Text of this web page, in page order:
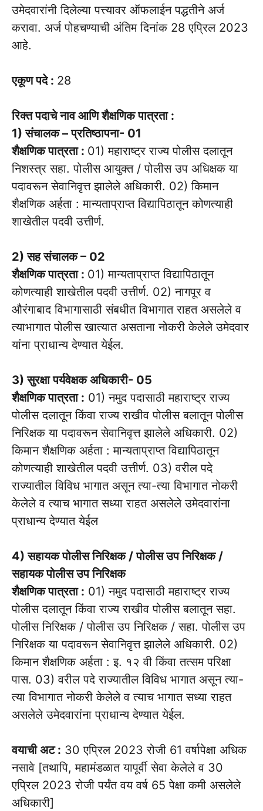
उमेदवारांनी दिलेल्या पत्त्यावर ऑफलाईन पद्धतीने अर्ज
करावा. अर्ज पोहचण्याची अंतिम दिनांक 28 एप्रिल 2023
आहे.
एकूण पदे : 28
रिक्त पदाचे नाव आणि शैक्षणिक पात्रता :
1) संचालक – प्रतिष्ठापना- 01
शैक्षणिक पात्रता : 01) महाराष्ट्र राज्य पोलीस दलातून
निशस्त्र सहा. पोलीस आयुक्त / पोलीस उप अधिक्षक या
पदावरून सेवानिवृत्त झालेले अधिकारी. 02) किमान
शैक्षणिक अर्हता : मान्यताप्राप्त विद्यापिठातून कोणत्याही
शाखेतील पदवी उत्तीर्ण.
2) सह संचालक – 02
शैक्षणिक पात्रता : 01) मान्यताप्राप्त विद्यापिठातून
कोणत्याही शाखेतील पदवी उत्तीर्ण. 02) नागपूर व
औरंगाबाद विभागासाठी संबधीत विभागात राहत असलेले व
त्याभागात पोलीस खात्यात असताना नोकरी केलेले उमेदवार
यांना प्राधान्य देण्यात येईल.
3) सुरक्षा पर्यवेक्षक अधिकारी- 05
शैक्षणिक पात्रता : 01) नमुद पदासाठी महाराष्ट्र राज्य
पोलीस दलातून किंवा राज्य राखीव पोलीस बलातून पोलीस
निरिक्षक या पदावरून सेवानिवृत्त झालेले अधिकारी. 02)
किमान शैक्षणिक अर्हता : मान्यताप्राप्त विद्यापिठातून
कोणत्याही शाखेतील पदवी उत्तीर्ण. 03) वरील पदे
राज्यातील विविध भागात असून त्या-त्या विभागात नोकरी
केलेले व त्याच भागात सध्या राहत असलेले उमेदवारांना
प्राधान्य देण्यात येईल
4) सहायक पोलीस निरिक्षक / पोलीस उप निरिक्षक /
सहायक पोलीस उप निरिक्षक
शैक्षणिक पात्रता : 01) नमुद पदासाठी महाराष्ट्र राज्य
पोलीस दलातून किंवा राज्य राखीव पोलीस बलातून सहा.
पोलीस निरिक्षक / पोलीस उप निरिक्षक / सहा. पोलीस उप
निरिक्षक या पदावरून सेवानिवृत्त झालेले अधिकारी. 02)
किमान शैक्षणिक अर्हता : इ. १२ वी किंवा तत्सम परिक्षा
पास. 03) वरील पदे राज्यातील विविध भागात असून त्या-
त्या विभागात नोकरी केलेले व त्याच भागात सध्या राहत
असलेले उमेदवारांना प्राधान्य देण्यात येईल.
वयाची अट : 30 एप्रिल 2023 रोजी 61 वर्षापेक्षा अधिक
नसावे [तथापि, महामंडळात यापूर्वी सेवा केलेले व 30
एप्रिल 2023 रोजी पर्यंत वय वर्ष 65 पेक्षा कमी असलेले
अधिकारी]